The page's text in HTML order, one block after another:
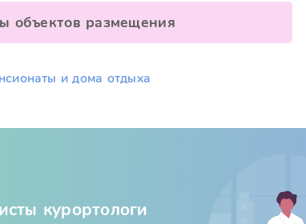
объектов размещения
и дома отдыха
курортологи